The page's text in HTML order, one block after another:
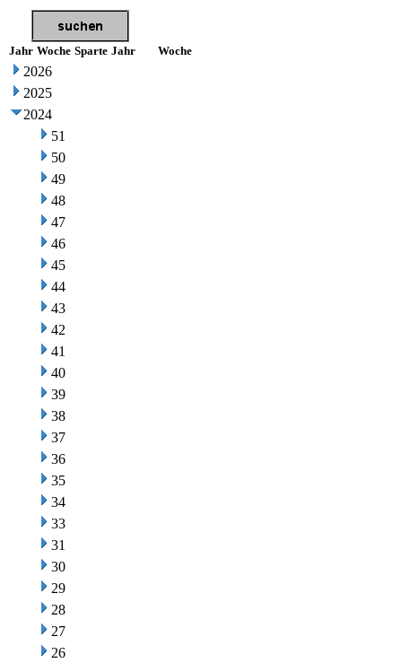
Jahr Woche Sparte Jahr Woche
2026
2025
2024
51
50
49
48
47
46
45
44
43
42
41
40
39
38
37
36
35
34
33
31
30
29
28
27
26